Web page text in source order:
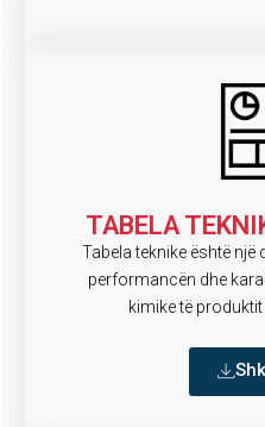
TABELA
Tabela teknike është
performancën dhe
kimike të produktit